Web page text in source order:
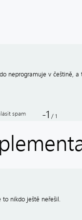
neprogramuje v češtině,
spam -1 / 1
to nikdo ještě neřešil.